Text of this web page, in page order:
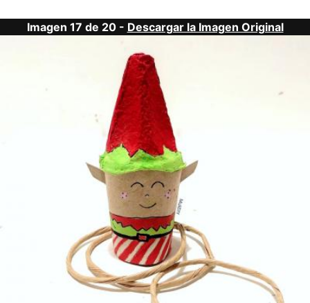
Imagen 17 de 20 - Descargar la Imagen Original